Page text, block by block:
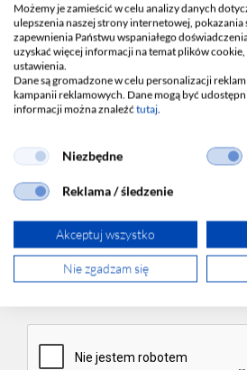
Kod wariantu
Wyrażam zgodę na przetwarzanie moich
marketingowych zgodnie zPolityką
Wyrażam zgodę na przekazywanie mi przez
informacji handlowej za pośrednictwem
elektronicznej w rozumieniu ustawy z dnia
świadczeniu usług drogą elektroniczną
Możemy je zamieścić w celu analizy danych
ulepszenia naszej strony internetowej,
zapewnienia Państwu wspaniałego
uzyskać więcej informacji na temat plików
ustawienia.
Dane są gromadzone w celu personalizacji
kampanii reklamowych. Dane mogą być
informacji można znaleźćtutaj.
Niezbędne
Reklama / śledzenie
Akceptuj wszystko
Nie zgadzam się